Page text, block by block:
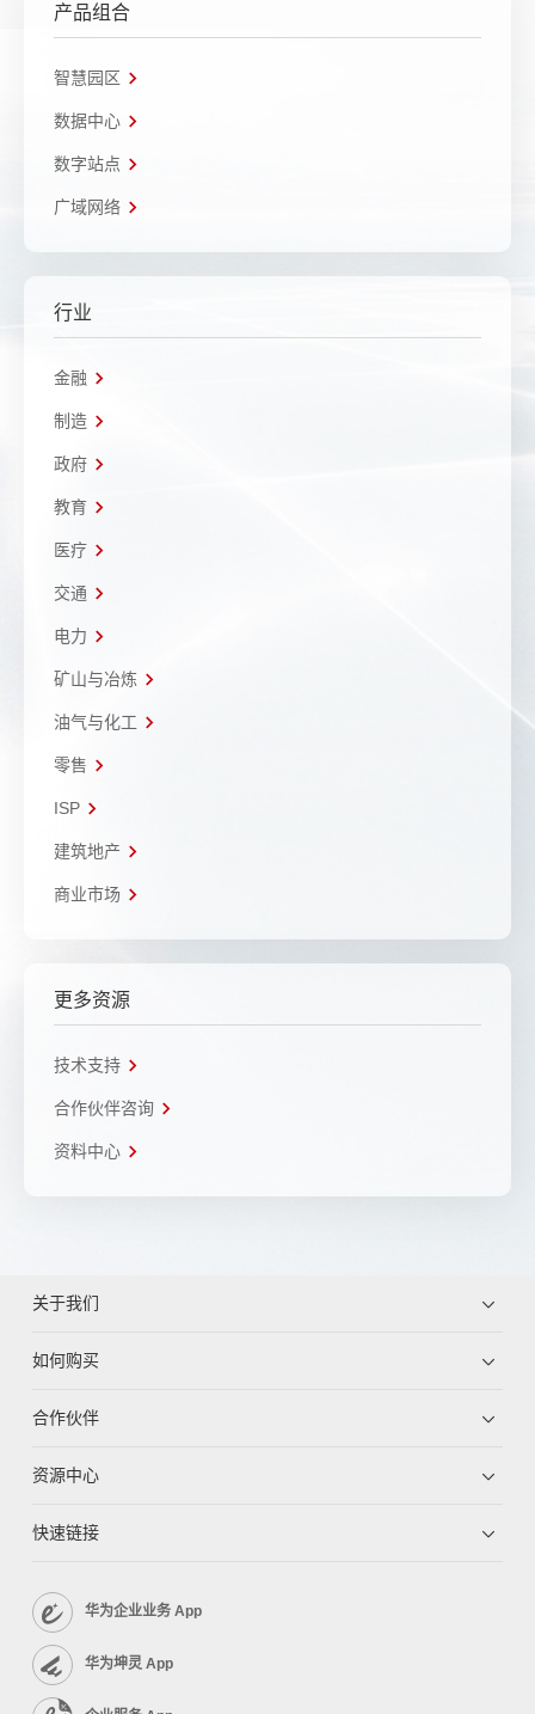
产品组合
智慧园区
数据中心
数字站点
广域网络
行业
金融
制造
政府
教育
医疗
交通
电力
矿山与冶炼
油气与化工
零售
ISP
建筑地产
商业市场
更多资源
技术支持
合作伙伴咨询
资料中心
关于我们
如何购买
合作伙伴
资源中心
快速链接
华为企业业务 App
华为坤灵 App